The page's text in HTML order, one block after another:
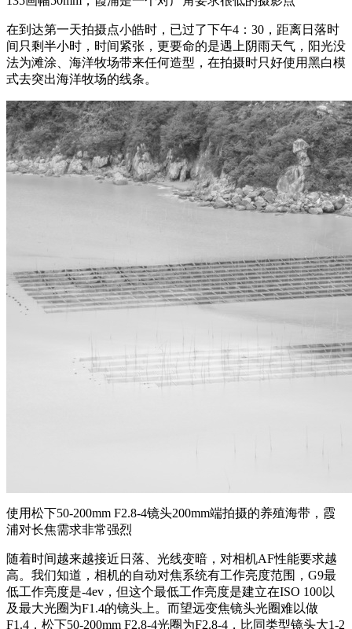
在到达第一天拍摄点小皓时，已过了下午4：30，距离日落时
间只剩半小时，时间紧张，更要命的是遇上阴雨天气，阳光没
法为滩涂、海洋牧场带来任何造型，在拍摄时只好使用黑白模
式去突出海洋牧场的线条。
使用松下50-200mm F2.8-4镜头200mm端拍摄的养殖海带，霞
浦对长焦需求非常强烈
随着时间越来越接近日落、光线变暗，对相机AF性能要求越
高。我们知道，相机的自动对焦系统有工作亮度范围，G9最
低工作亮度是-4ev，但这个最低工作亮度是建立在ISO 100以
及最大光圈为F1.4的镜头上。而望远变焦镜头光圈难以做
F1.4，松下50-200mm F2.8-4光圈为F2.8-4，比同类型镜头大1-2